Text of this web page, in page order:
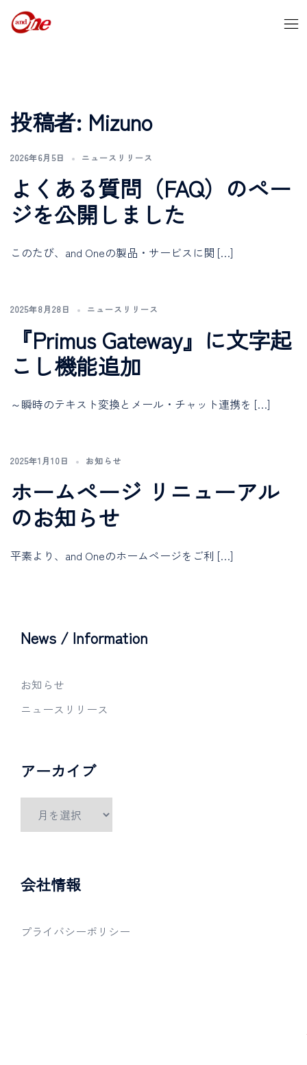
投稿者: Mizuno
2026年6月5日 ニュースリリース
よくある質問（FAQ）のペー
ジを公開しました
このたび、and Oneの製品・サービスに関 […]
2025年8月28日 ニュースリリース
『Primus Gateway』に文字起
こし機能追加
～瞬時のテキスト変換とメール・チャット連携を […]
2025年1月10日 お知らせ
ホームページ リニューアル
のお知らせ
平素より、and Oneのホームページをご利 […]
News / Information
お知らせ
ニュースリリース
アーカイブ
会社情報
プライバシーポリシー